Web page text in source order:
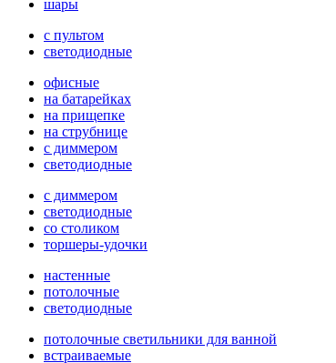
шары
с пультом
светодиодные
офисные
на батарейках
на прищепке
на струбнице
с диммером
светодиодные
с диммером
светодиодные
со столиком
торшеры-удочки
настенные
потолочные
светодиодные
потолочные светильники для ванной
встраиваемые